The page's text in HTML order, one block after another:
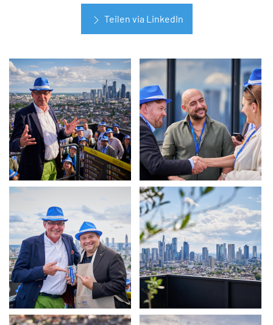
Teilen via LinkedIn